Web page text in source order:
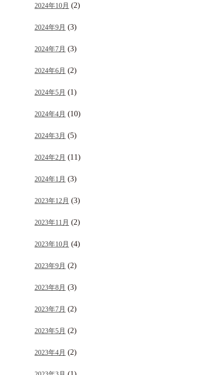
2024年10月 (2)
2024年9月 (3)
2024年7月 (3)
2024年6月 (2)
2024年5月 (1)
2024年4月 (10)
2024年3月 (5)
2024年2月 (11)
2024年1月 (3)
2023年12月 (3)
2023年11月 (2)
2023年10月 (4)
2023年9月 (2)
2023年8月 (3)
2023年7月 (2)
2023年5月 (2)
2023年4月 (2)